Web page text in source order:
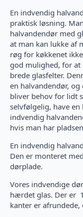
En indvendig
praktisk løsning.
halvandendør med
at man kan lukke af
røg for køkkenet
god mulighed, for at
brede glasfelter.
en halvandendør,
bliver behov for lidt
selvfølgelig, have
indvendig
hvis man har
En indvendig
Den er monteret
dørplade.
Vores indvendige
hærdet glas. Der er
kanter er